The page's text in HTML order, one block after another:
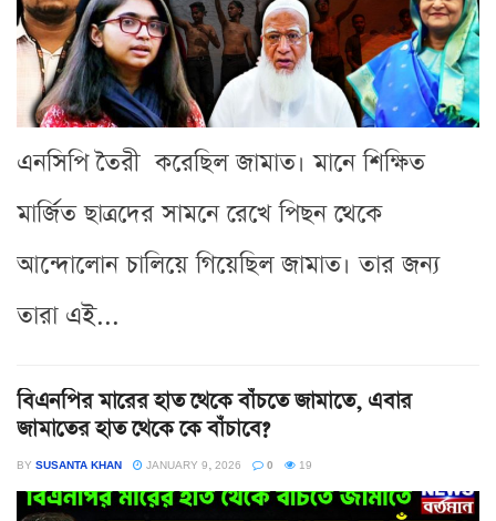
এনসিপি তৈরী করেছিল জামাত। মানে শিক্ষিত
মার্জিত ছাত্রদের সামনে রেখে পিছন থেকে
আন্দোলোন চালিয়ে গিয়েছিল জামাত। তার জন্য
তারা এই...
বিএনপির মারের হাত থেকে বাঁচতে জামাতে, এবার
জামাতের হাত থেকে কে বাঁচাবে?
BY SUSANTA KHAN JANUARY 9, 2026 0 19